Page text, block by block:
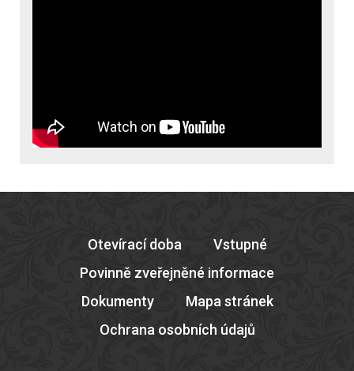
Otevírací doba
Vstupné
Povinně zveřejněné informace
Dokumenty
Mapa stránek
Ochrana osobních údajů